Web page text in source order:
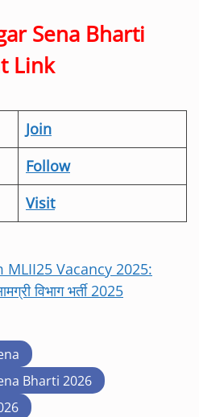
Sena Bharti
Link
Join
Follow
Visit
MLII25 Vacancy 2025:
विभाग भर्ती 2025
Bharti 2026